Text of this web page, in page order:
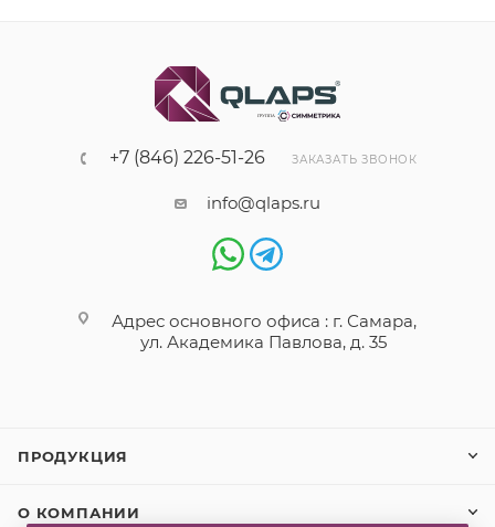
+7 (846) 226-51-26 ЗАКАЗАТЬ ЗВОНОК
info@qlaps.ru
Адрес основного офиса : г. Самара,
ул. Академика Павлова, д. 35
ПРОДУКЦИЯ
О КОМПАНИИ